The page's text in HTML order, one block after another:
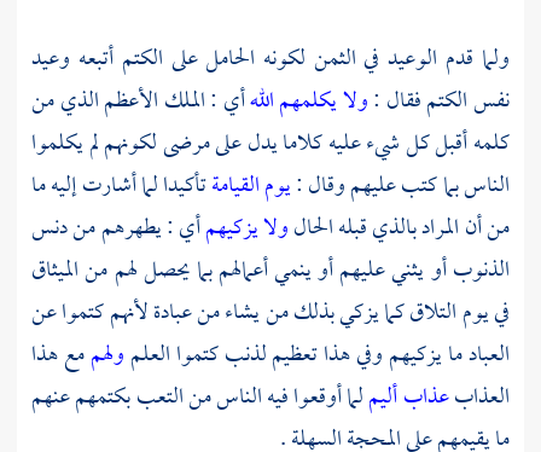
ولما قدم الوعيد في الثمن لكونه الحامل على الكتم أتبعه وعيد
نفس الكتم فقال :ولا يكلمهم اللهأي : الملك الأعظم الذي من
كلمه أقبل كل شيء عليه كلاما يدل على مرضى لكونهم لم يكلموا
الناس بما كتب عليهم وقال :يوم القيامةتأكيدا لما أشارت إليه ما
من أن المراد بالذي قبله الحالولا يزكيهمأي : يطهرهم من دنس
الذنوب أو يثني عليهم أو ينمي أعمالهم بما يحصل لهم من الميثاق
في يوم التلاق كما يزكي بذلك من يشاء من عبادة لأنهم كتموا عن
العباد ما يزكيهم وفي هذا تعظيم لذنب كتموا العلمولهممع هذا
العذابعذاب أليملما أوقعوا فيه الناس من التعب بكتمهم عنهم
ما يقيمهم على المحجة السهلة .